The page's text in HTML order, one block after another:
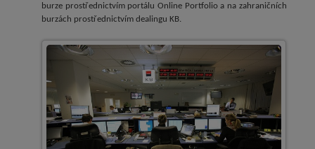
burze prostřednictvím portálu Online Portfolio a na zahraničních
burzách prostřednictvím dealingu KB.